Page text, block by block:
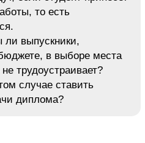
то есть
ли выпускники,
в выборе места
трудоустраивает?
случае ставить
диплома?